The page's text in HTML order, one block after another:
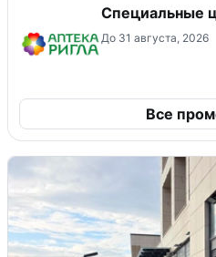
Специальные
До 31 августа, 2026
Все